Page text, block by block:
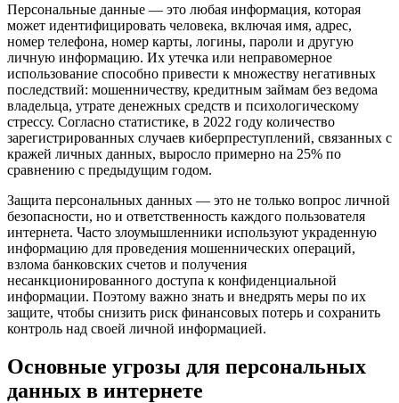
Персональные данные — это любая информация, которая
может идентифицировать человека, включая имя, адрес,
номер телефона, номер карты, логины, пароли и другую
личную информацию. Их утечка или неправомерное
использование способно привести к множеству негативных
последствий: мошенничеству, кредитным займам без ведома
владельца, утрате денежных средств и психологическому
стрессу. Согласно статистике, в 2022 году количество
зарегистрированных случаев киберпреступлений, связанных с
кражей личных данных, выросло примерно на 25% по
сравнению с предыдущим годом.
Защита персональных данных — это не только вопрос личной
безопасности, но и ответственность каждого пользователя
интернета. Часто злоумышленники используют украденную
информацию для проведения мошеннических операций,
взлома банковских счетов и получения
несанкционированного доступа к конфиденциальной
информации. Поэтому важно знать и внедрять меры по их
защите, чтобы снизить риск финансовых потерь и сохранить
контроль над своей личной информацией.
Основные угрозы для персональных
данных в интернете